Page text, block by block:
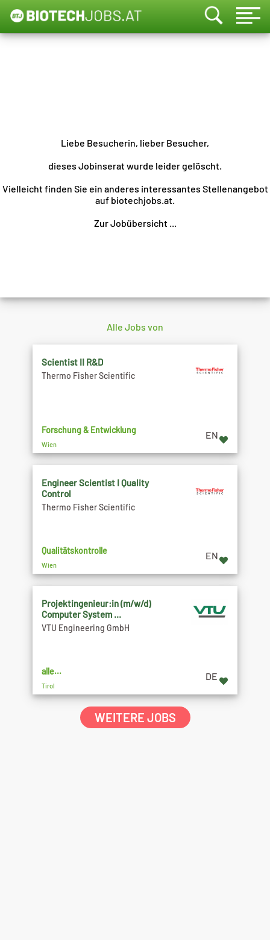
Liebe Besucherin, lieber Besucher,
dieses Jobinserat wurde leider gelöscht.
Vielleicht finden Sie ein anderes interessantes Stellenangebot
auf biotechjobs.at.
Zur Jobübersicht ...
Alle Jobs von
Scientist II R&D
Thermo Fisher Scientific
Forschung & Entwicklung
Wien
EN
Engineer Scientist I Quality
Control
Thermo Fisher Scientific
Qualitätskontrolle
Wien
EN
Projektingenieur:in (m/w/d)
Computer System ...
VTU Engineering GmbH
alle...
Tirol
DE
WEITERE JOBS